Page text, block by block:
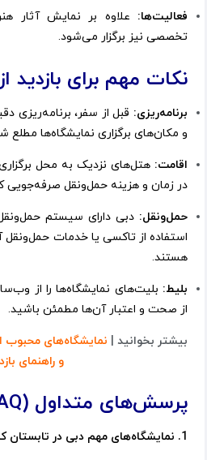
فعالیت‌ها: علاوه بر نمایش آثار
تخصصی نیز برگزار می‌شود.
نکات مهم برای بازدید
برنامه‌ریزی: قبل از سفر، برنامه‌ریزی
و مکان‌های برگزاری نمایشگاه‌ها مطلع
اقامت: هتل‌های نزدیک به محل برگزاری
در زمان و هزینه حمل‌ونقل صرفه‌جویی
حمل‌ونقل: دبی دارای سیستم
استفاده از تاکسی یا خدمات حمل‌ونقل
هستند.
بلیط: بلیت‌های نمایشگاه‌ها را از
از صحت و اعتبار آن‌ها مطمئن باشید.
بیشتر بخوانید |
و راهنمای
پرسش‌های متداول (FAQ)
1. نمایشگاه‌های مهم دبی در تابستان کدامند؟